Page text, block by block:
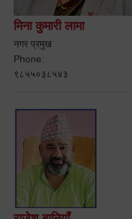
मिना कुमारी लामा
नगर प्रमुख
Phone:
९८५५०३८५४३